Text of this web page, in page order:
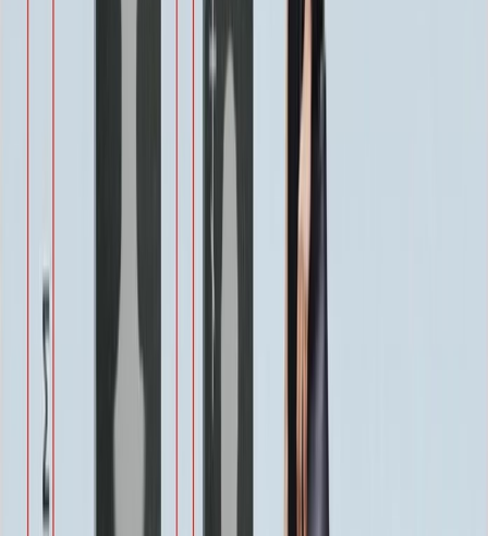
Фаска по краю 1-4 см.
Бесплатно
Бесплатно
Бесплатно